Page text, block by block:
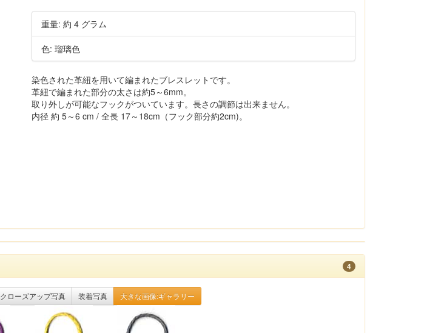
重量: 約 4 グラム
色: 瑠璃色
染色された革紐を用いて編まれたブレスレットです。
革紐で編まれた部分の太さは約5～6mm。
取り外しが可能なフックがついています。長さの調節は出来ません。
内径 約 5～6 cm / 全長 17～18cm（フック部分約2cm)。
4
クローズアップ写真 装着写真 大きな画像:ギャラリー